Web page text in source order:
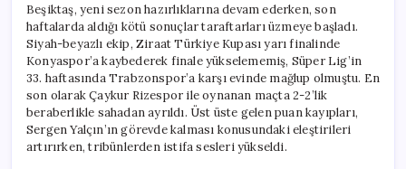
Beşiktaş, yeni sezon hazırlıklarına devam ederken, son
haftalarda aldığı kötü sonuçlar taraftarları üzmeye başladı.
Siyah-beyazlı ekip, Ziraat Türkiye Kupası yarı finalinde
Konyaspor’a kaybederek finale yükselememiş, Süper Lig’in
33. haftasında Trabzonspor’a karşı evinde mağlup olmuştu. En
son olarak Çaykur Rizespor ile oynanan maçta 2-2’lik
beraberlikle sahadan ayrıldı. Üst üste gelen puan kayıpları,
Sergen Yalçın’ın görevde kalması konusundaki eleştirileri
artırırken, tribünlerden istifa sesleri yükseldi.